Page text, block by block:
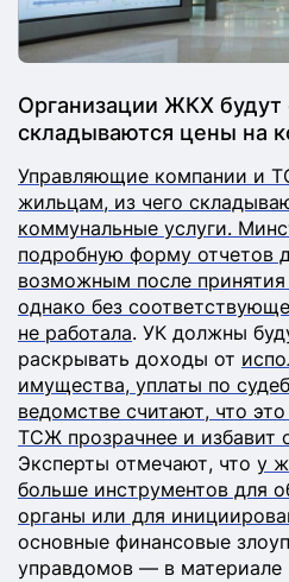
Организации ЖКХ будут
складываются цены на
Управляющие компании и
жильцам, из чего
коммунальные услуги.
подробную форму отчетов
возможным после
однако без
не работала. УК должны
раскрывать доходы от
имущества, уплаты по
ведомстве считают, что
ТСЖ прозрачнее и избавит
Эксперты отмечают, что у
больше инструментов для
органы или для
основные финансовые
управдомов — в материале